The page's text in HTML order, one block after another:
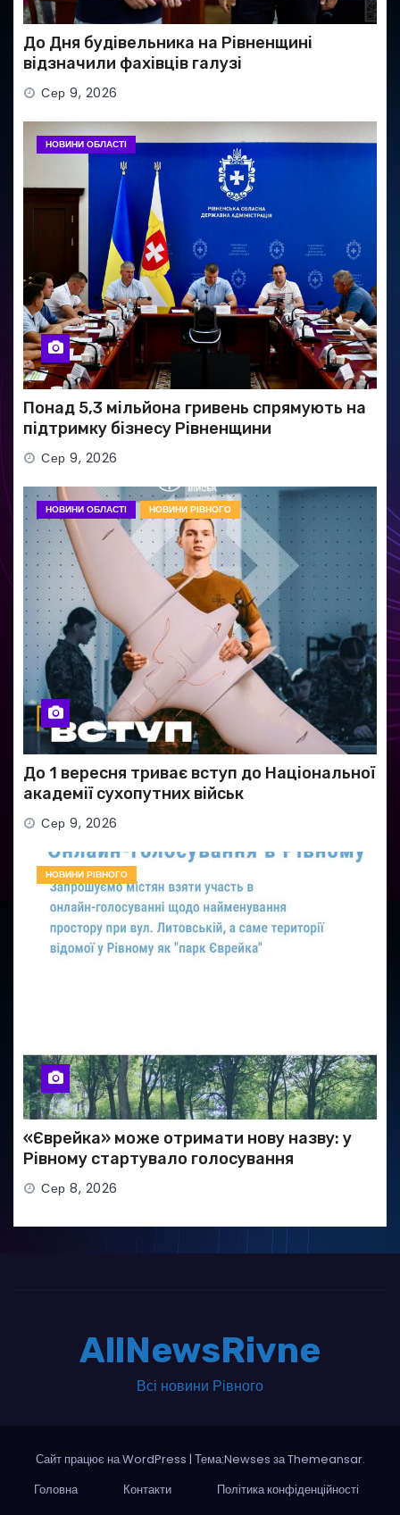
До Дня будівельника на Рівненщині
відзначили фахівців галузі
Сер 9, 2026
НОВИНИ ОБЛАСТІ
Понад 5,3 мільйона гривень спрямують на
підтримку бізнесу Рівненщини
Сер 9, 2026
НОВИНИ ОБЛАСТІ НОВИНИ РІВНОГО
До 1 вересня триває вступ до Національної
академії сухопутних військ
Сер 9, 2026
НОВИНИ РІВНОГО
«Єврейка» може отримати нову назву: у
Рівному стартувало голосування
Сер 8, 2026
AllNewsRivne
Всі новини Рівного
Сайт працює на WordPress | Тема:Newses заThemeansar.
Головна
Контакти Політика конфіденційності